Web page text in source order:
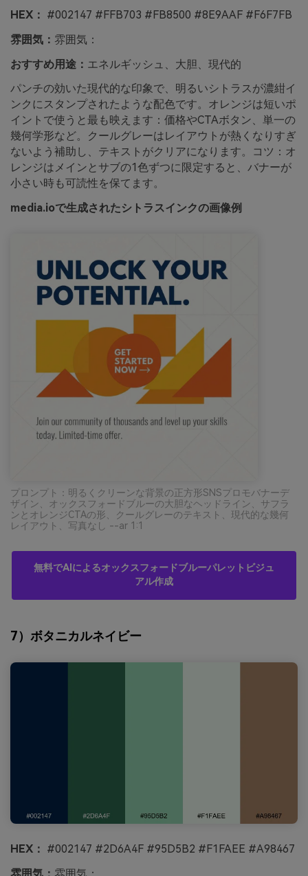
HEX： #002147 #FFB703 #FB8500 #8E9AAF #F6F7FB
雰囲気： 雰囲気：
おすすめ用途： エネルギッシュ、大胆、現代的
パンチの効いた現代的な印象で、明るいシトラスが濃紺イ
ンクにスタンプされたような配色です。オレンジは短いポ
イントで使うと最も映えます：価格やCTAボタン、単一の
幾何学形など。クールグレーはレイアウトが熱くなりすぎ
ないよう補助し、テキストがクリアになります。コツ：オ
レンジはメインとサブの1色ずつに限定すると、バナーが
小さい時も可読性を保てます。
media.ioで生成されたシトラスインクの画像例
プロンプト：明るくクリーンな背景の正方形SNSプロモバナーデ
ザイン、オックスフォードブルーの大胆なヘッドライン、サフラ
ンとオレンジCTAの形、クールグレーのテキスト、現代的な幾何
レイアウト、写真なし --ar 1:1
無料でAIによるオックスフォードブルーパレットビジュ
アル作成
7）ボタニカルネイビー
HEX： #002147 #2D6A4F #95D5B2 #F1FAEE #A98467